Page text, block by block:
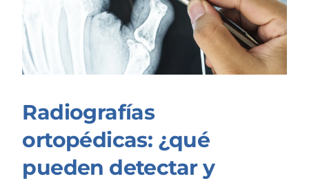
Radiografías
ortopédicas: ¿qué
pueden detectar y